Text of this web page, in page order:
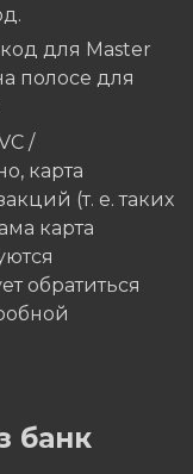
код для Master
полосе для
/
карта
(т. е. таких
карта
обратиться
банк